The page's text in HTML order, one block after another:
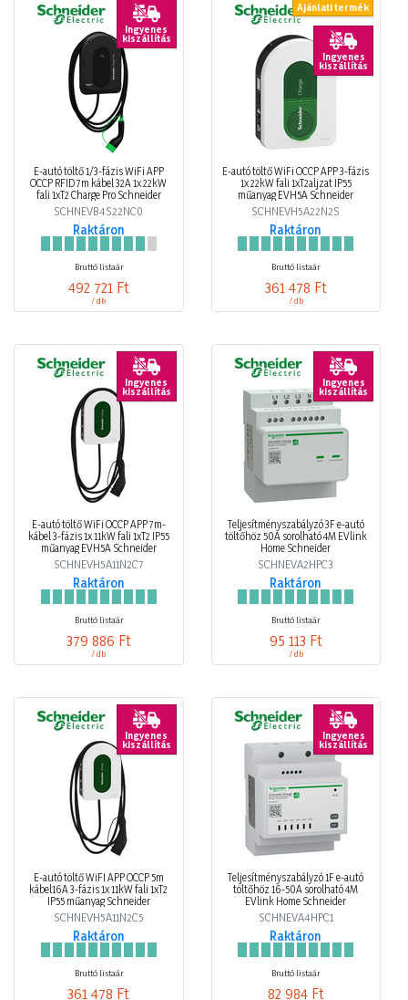
Ingyenes
kiszállítás
E-autó töltő 1/3-fázis WiFi APP
OCCP RFID 7m kábel 32A 1x 22kW
fali 1xT2 Charge Pro Schneider
SCHNEVB4S22NC0
Raktáron
Bruttó listaár
492 721 Ft
/ db
Ajánlati termék
Ingyenes
kiszállítás
E-autó töltő WiFi OCCP APP 3-fázis
1x 22kW fali 1xT2aljzat IP55
műanyag EVH5A Schneider
SCHNEVH5A22N2S
Raktáron
Bruttó listaár
361 478 Ft
/ db
Ingyenes
kiszállítás
E-autó töltő WiFi OCCP APP 7m-
kábel 3-fázis 1x 11kW fali 1xT2 IP55
műanyag EVH5A Schneider
SCHNEVH5A11N2C7
Raktáron
Bruttó listaár
379 886 Ft
/ db
Ingyenes
kiszállítás
Teljesítményszabályzó 3F e-autó
töltőhöz 50A sorolható 4M EVlink
Home Schneider
SCHNEVA2HPC3
Raktáron
Bruttó listaár
95 113 Ft
/ db
Ingyenes
kiszállítás
E-autó töltő WiFI APP OCCP 5m
kábel16A 3-fázis 1x 11kW fali 1xT2
IP55 műanyag Schneider
SCHNEVH5A11N2C5
Raktáron
Bruttó listaár
361 478 Ft
Ingyenes
kiszállítás
Teljesítményszabályzó 1F e-autó
töltőhöz 16-50A sorolható 4M
EVlink Home Schneider
SCHNEVA4HPC1
Raktáron
Bruttó listaár
82 984 Ft